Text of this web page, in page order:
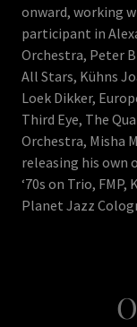
onward, working
participant in
Orchestra, Peter
All Stars, Kühns
Loek Dikker,
Third Eye, The
Orchestra, Misha
releasing his own
‘70s on Trio, FMP,
Planet Jazz